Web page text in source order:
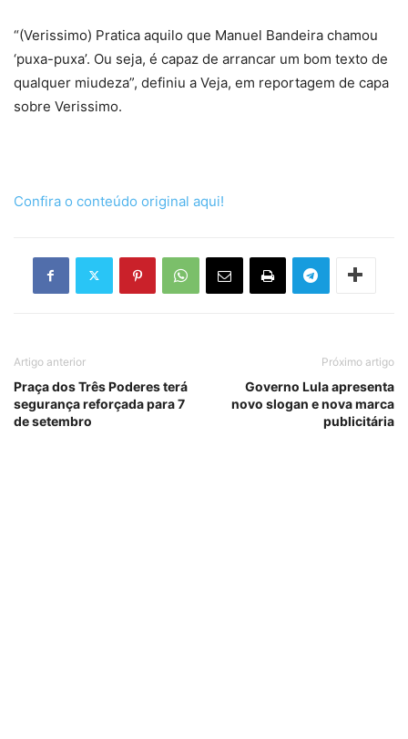
“(Verissimo) Pratica aquilo que Manuel Bandeira chamou
‘puxa-puxa’. Ou seja, é capaz de arrancar um bom texto de
qualquer miudeza”, definiu a Veja, em reportagem de capa
sobre Verissimo.
Confira o conteúdo original aqui!
Artigo anterior
Praça dos Três Poderes terá
segurança reforçada para 7
de setembro
Próximo artigo
Governo Lula apresenta
novo slogan e nova marca
publicitária